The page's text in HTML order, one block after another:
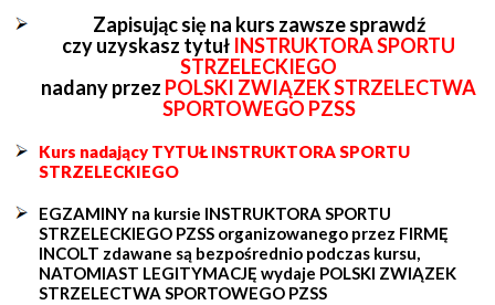
Zapisując się na kurs zawsze sprawdź
czy uzyskasz tytuł INSTRUKTORA SPORTU
STRZELECKIEGO
nadany przez POLSKI ZWIĄZEK STRZELECTWA
SPORTOWEGO PZSS
Kurs nadający TYTUŁ INSTRUKTORA SPORTU
STRZELECKIEGO
EGZAMINY na kursie INSTRUKTORA SPORTU
STRZELECKIEGO PZSS organizowanego przez FIRMĘ
INCOLT zdawane są bezpośrednio podczas kursu,
NATOMIAST LEGITYMACJĘ wydaje POLSKI ZWIĄZEK
STRZELECTWA SPORTOWEGO PZSS